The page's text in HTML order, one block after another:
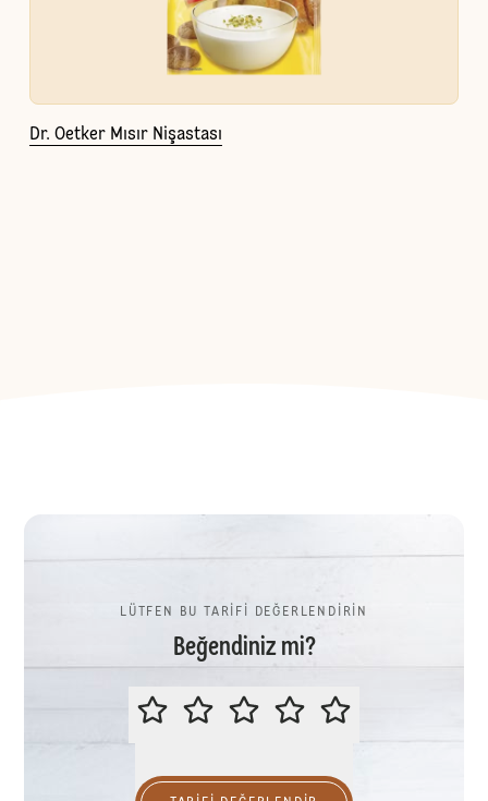
Dr. Oetker Mısır Nişastası
LÜTFEN BU TARİFİ DEĞERLENDİRİN
Beğendiniz mi?
LÜTFEN BU TARİFİ